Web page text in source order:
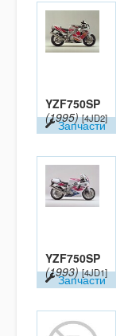
YZF750SP
(1995) [4JD2]
Запчасти
YZF750SP
(1993) [4JD1]
Запчасти